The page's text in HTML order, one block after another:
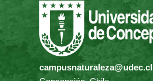
campusnaturaleza@udec.cl